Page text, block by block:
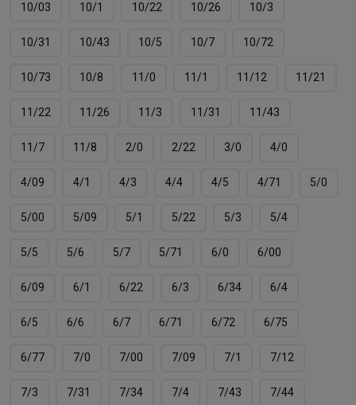
10/03 10/1 10/22 10/26 10/3
10/31 10/43 10/5 10/7 10/72
10/73 10/8 11/0 11/1 11/12 11/21
11/22 11/26 11/3 11/31 11/43
11/7 11/8 2/0 2/22 3/0 4/0
4/09 4/1 4/3 4/4 4/5 4/71 5/0
5/00 5/09 5/1 5/22 5/3 5/4
5/5 5/6 5/7 5/71 6/0 6/00
6/09 6/1 6/22 6/3 6/34 6/4
6/5 6/6 6/7 6/71 6/72 6/75
6/77 7/0 7/00 7/09 7/1 7/12
7/3 7/31 7/34 7/4 7/43 7/44